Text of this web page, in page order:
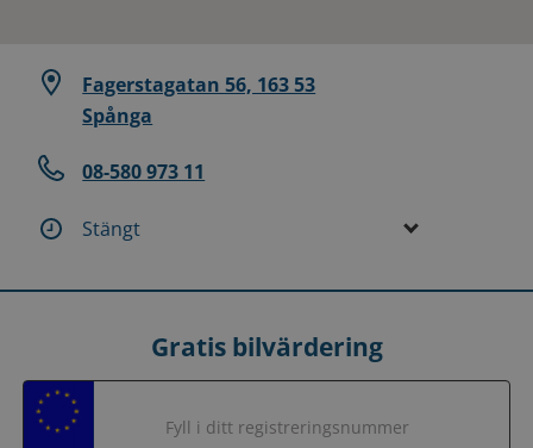
Fagerstagatan 56, 163 53
Spånga
08-580 973 11
Stängt
Gratis bilvärdering
Fyll i ditt registreringsnummer